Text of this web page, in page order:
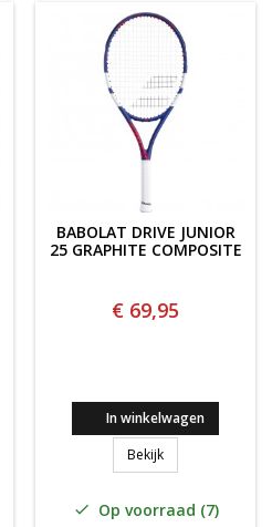
Junior 25 BLAUW Graphite composite
BABOLAT DRIVE JUNIOR
25 GRAPHITE COMPOSITE
€ 69,95
In winkelwagen
BekijkBabolat Drive
 Op voorraad (7)